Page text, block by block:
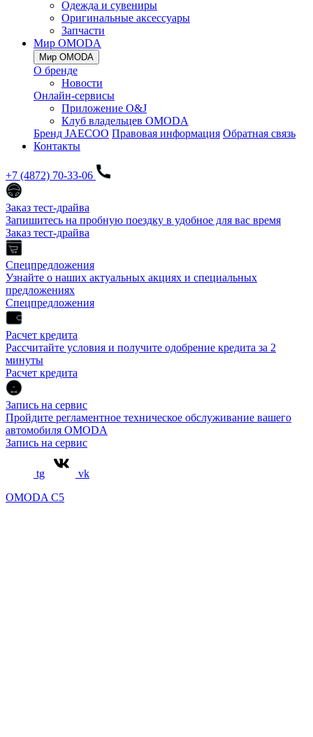
Одежда и сувениры
Оригинальные аксессуары
Запчасти
Мир OMODA
Мир OMODA
О бренде
Новости
Онлайн-сервисы
Приложение O&J
Клуб владельцев OMODA
Бренд JAECOO Правовая информация Обратная связь
Контакты
+7 (4872) 70-33-06
Заказ тест-драйва
Запишитесь на пробную поездку в удобное для вас время
Заказ тест-драйва
Спецпредложения
Узнайте о наших актуальных акциях и специальных
предложениях
Спецпредложения
Расчет кредита
Рассчитайте условия и получите одобрение кредита за 2
минуты
Расчет кредита
Запись на сервис
Пройдите регламентное техническое обслуживание вашего
автомобиля OMODA
Запись на сервис
tg
vk
OMODA C5